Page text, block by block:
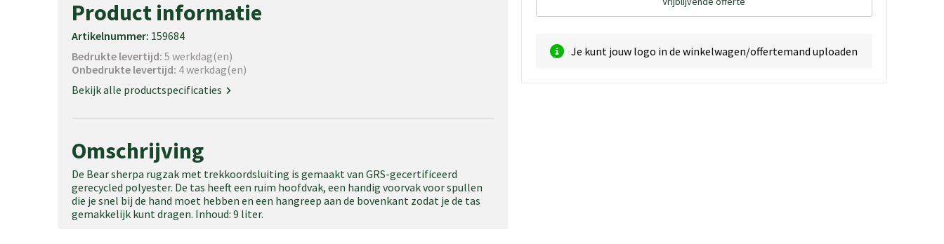
Product informatie
Artikelnummer: 159684
Bedrukte levertijd: 5 werkdag(en)
Onbedrukte levertijd: 4 werkdag(en)
Bekijk alle productspecificaties
Omschrijving
De Bear sherpa rugzak met trekkoordsluiting is gemaakt van GRS-gecertificeerd
gerecycled polyester. De tas heeft een ruim hoofdvak, een handig voorvak voor spullen
die je snel bij de hand moet hebben en een hangreep aan de bovenkant zodat je de tas
gemakkelijk kunt dragen. Inhoud: 9 liter.
Je kunt jouw logo in de winkelwagen/offertemand uploaden